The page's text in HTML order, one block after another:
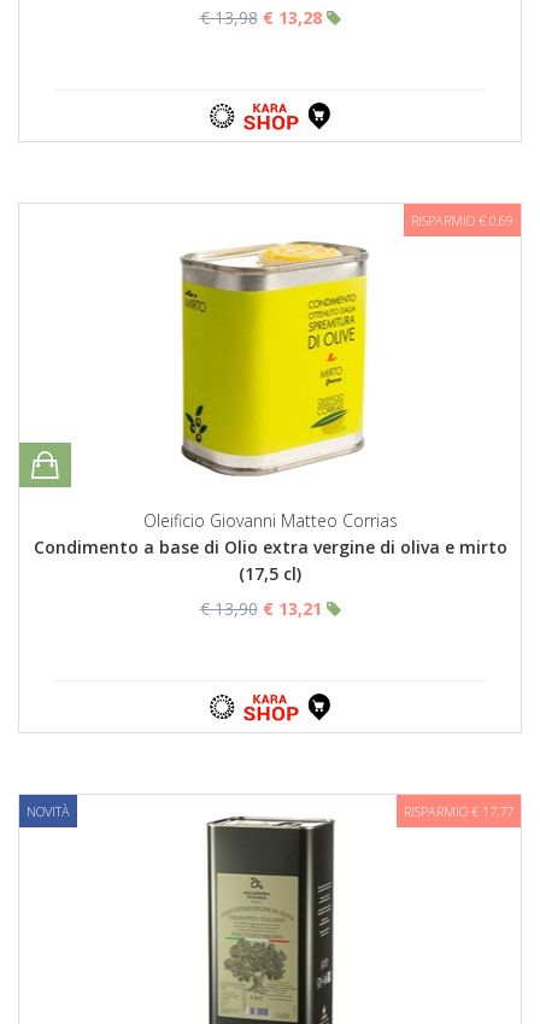
€ 13,98 € 13,28
RISPARMIO € 0,69
Oleificio Giovanni Matteo Corrias
Condimento a base di Olio extra vergine di oliva e mirto
(17,5 cl)
€ 13,90 € 13,21
NOVITÀ RISPARMIO € 17,77